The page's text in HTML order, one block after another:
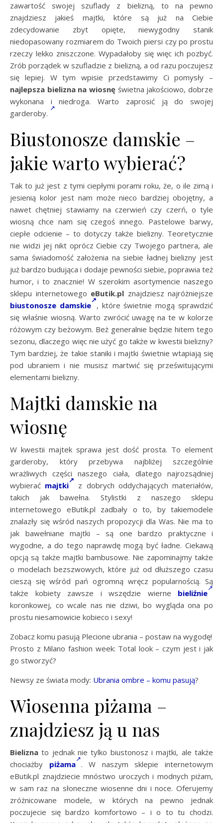
zawartość swojej szuflady z bielizną, to na pewno
znajdziesz jakieś majtki, które są już na Ciebie
zdecydowanie zbyt opięte, niewygodny stanik
niedopasowany rozmiarem do Twoich piersi czy po prostu
rzeczy lekko zniszczone. Wypadałoby się więc ich pozbyć.
Zrób porządek w szufladzie z bielizną, a od razu poczujesz
się lepiej. W tym wpisie przedstawimy Ci pomysły –
najlepsza bielizna na wiosnę świetna jakościowo, dobrze
wykonana i niedroga. Warto zaprosić ją do swojej
garderoby.
Biustonosze damskie –
jakie warto wybierać?
Tak to już jest z tymi ciepłymi porami roku, że, o ile zimą i
jesienią kolor jest nam może nieco bardziej obojętny, a
nawet chętniej stawiamy na czerwień czy czerń, o tyle
wiosną chce nam się czegoś innego. Pastelowe barwy,
ciepłe odcienie – to dotyczy także bielizny. Teoretycznie
nie widzi jej nikt oprócz Ciebie czy Twojego partnera, ale
sama świadomość założenia na siebie ładnej bielizny jest
już bardzo budująca i dodaje pewności siebie, poprawia też
humor, i to znacznie! W szerokim asortymencie naszego
sklepu internetowego eButik.pl znajdziesz najróżniejsze
biustonosze damskie
, które świetnie mogą sprawdzić
się właśnie wiosną. Warto zwrócić uwagę na te w kolorze
różowym czy beżowym. Beż generalnie będzie hitem tego
sezonu, dlaczego więc nie użyć go także w kwestii bielizny?
Tym bardziej, że takie staniki i majtki świetnie wtapiają się
pod ubraniem i nie musisz martwić się prześwitującymi
elementami bielizny.
Majtki damskie na
wiosnę
W kwestii majtek sprawa jest dość prosta. To element
garderoby, który przebywa najbliżej szczególnie
wrażliwych części naszego ciała, dlatego najrozsądniej
wybierać majtki
z dobrych oddychających materiałów,
takich jak bawełna. Stylistki z naszego sklepu
internetowego eButik.pl zadbały o to, by takiemodele
znalazły się wśród naszych propozycji dla Was. Nie ma to
jak bawełniane majtki – są one bardzo praktyczne i
wygodne, a do tego naprawdę mogą być ładne. Ciekawą
opcją są także majtki bambusowe. Nie zapominajmy także
o modelach bezszwowych, które już od dłuższego czasu
cieszą się wśród pań ogromną wręcz popularnością. Są
także kobiety zawsze i wszędzie wierne bieliźnie
koronkowej, co wcale nas nie dziwi, bo wygląda ona po
prostu niesamowicie kobieco i sexy!
Zobacz komu pasują Plecione ubrania – postaw na wygodę!
Prosto z Milano fashion week: Total look – czym jest i jak
go stworzyć?
Newsy ze świata mody: Ubrania ombre – komu pasują?
Wiosenna piżama –
znajdziesz ją u nas
Bielizna to jednak nie tylko biustonosz i majtki, ale także
chociażby piżama
. W naszym sklepie internetowym
eButik.pl znajdziecie mnóstwo uroczych i modnych piżam,
w sam raz na słoneczne wiosenne dni i noce. Oferujemy
zróżnicowane modele, w których na pewno jednak
poczujecie się bardzo komfortowo – i o to tu chodzi.